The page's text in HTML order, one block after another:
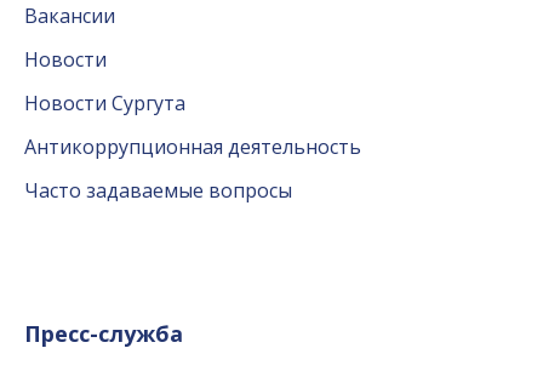
Вакансии
Новости
Новости Сургута
Антикоррупционная деятельность
Часто задаваемые вопросы
Пресс-служба